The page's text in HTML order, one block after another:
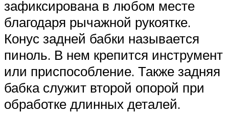
зафиксирована в любом месте
благодаря рычажной рукоятке.
Конус задней бабки называется
пиноль. В нем крепится инструмент
или приспособление. Также задняя
бабка служит второй опорой при
обработке длинных деталей.